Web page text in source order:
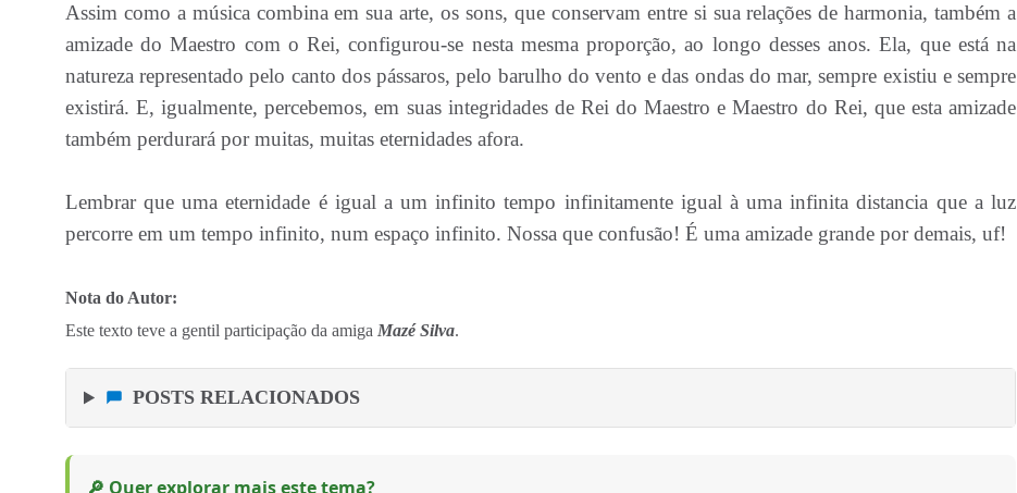
Assim como a música combina em sua arte, os sons, que conservam entre si sua relações de harmonia, também a
amizade do Maestro com o Rei, configurou-se nesta mesma proporção, ao longo desses anos. Ela, que está na
natureza representado pelo canto dos pássaros, pelo barulho do vento e das ondas do mar, sempre existiu e sempre
existirá. E, igualmente, percebemos, em suas integridades de Rei do Maestro e Maestro do Rei, que esta amizade
também perdurará por muitas, muitas eternidades afora.
Lembrar que uma eternidade é igual a um infinito tempo infinitamente igual à uma infinita distancia que a luz
percorre em um tempo infinito, num espaço infinito. Nossa que confusão! É uma amizade grande por demais, uf!
Nota do Autor:
Este texto teve a gentil participação da amiga Mazé Silva.
POSTS RELACIONADOS
🔎 Quer explorar mais este tema?